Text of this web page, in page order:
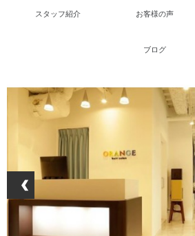
スタッフ紹介 お客様の声
ブログ
‹